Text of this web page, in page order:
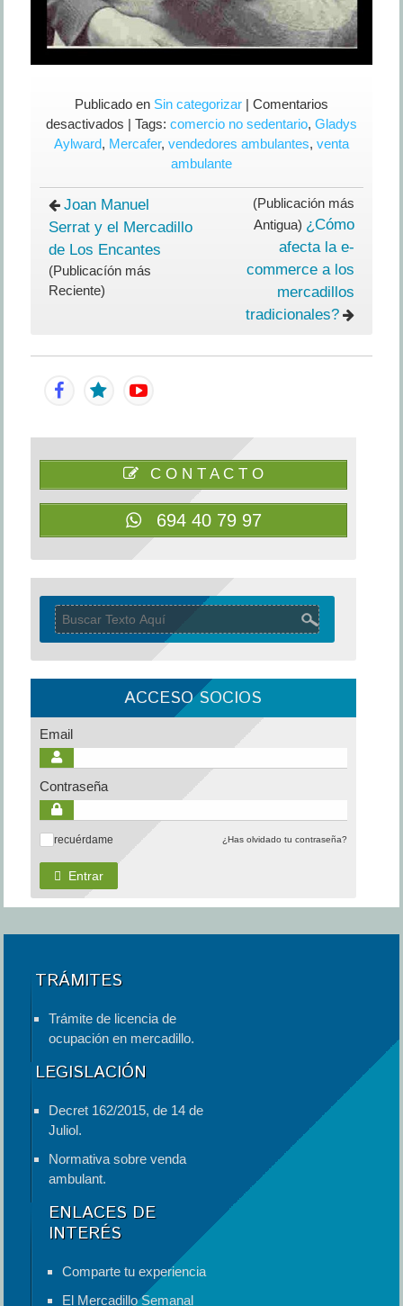
Publicado en Sin categorizar| Comentarios
desactivadosen
Gladys
Aylward,
misionera
que
ayudó
China
| Tags: comercio no sedentario, Gladys
Aylward, Mercafer, vendedores ambulantes, venta
ambulante
Joan Manuel
Serrat y el Mercadillo
de Los Encantes
(Publicacíón más
Reciente)
(Publicación más
Antigua) ¿Cómo
afecta la e-
commerce a los
mercadillos
tradicionales?
C O N T A C T O
694 40 79 97
ACCESO SOCIOS
Email
Contraseña
recuérdame ¿Has olvidado tu contraseña?
Entrar
TRÁMITES
Trámite de licencia de
ocupación en mercadillo.
LEGISLACIÓN
Decret 162/2015, de 14 de
Juliol.
Normativa sobre venda
ambulant.
ENLACES DE
INTERÉS
Comparte tu experiencia
El Mercadillo Semanal